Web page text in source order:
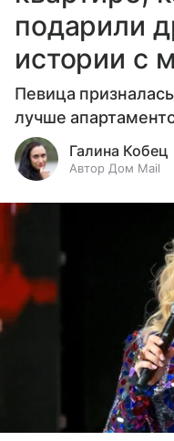
подарили
истории с
Певица
лучше
Галина Кобец
Автор Дом Mail